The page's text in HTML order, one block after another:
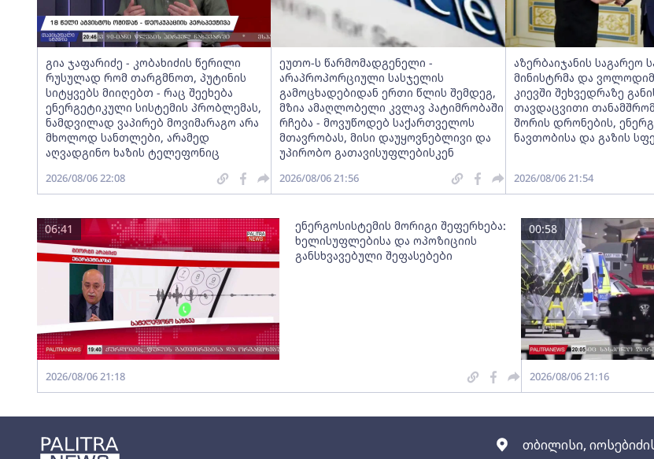
თბილისი,
გია ჯაფარიძე - კობახიძის წერილი
რუსულად რომ თარგმნოთ, პუტინის
სიტყვებს მიიღებთ - რაც შეეხება
ენერგეტიკული სისტემის პრობლემას,
ნამდვილად ვაპირებ მოვიმარაგო არა
მხოლოდ სანთლები, არამედ
აღვადგინო ხაზის ტელეფონიც
2026/08/06 22:08
ეუთო-ს წარმომადგენელი -
არაპროპორციული სასჯელის
გამოცხადებიდან ერთი წლის შემდეგ,
მზია ამაღლობელი კვლავ პატიმრობაში
რჩება - მოვუწოდებ საქართველოს
მთავრობას, მისი დაუყოვნებლივი და
უპირობო გათავისუფლებისკენ
2026/08/06 21:56
აზერბაიჯანის საგარეო
მინისტრმა და
კიევში შეხვედრაზე
თავდაცვითი
შორის დრონების,
ნავთობისა და გაზის
2026/08/06 21:54
ენერგოსისტემის მორიგი შეფერხება:
ხელისუფლებისა და ოპოზიციის
განსხვავებული შეფასებები
06:41
2026/08/06 21:18
00:58
2026/08/06 21:16